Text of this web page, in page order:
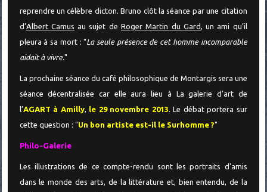
reprendre un célèbre dicton. Bruno clôt la séance par une citation
d’Albert Camus au sujet deRoger Martin du Gard, un ami qu’il
pleura à sa mort : "La seule présence de cet homme incomparable
aidait à vivre."
La prochaine séance du café philosophique de Montargis sera une
séance décentralisée car elle aura lieu à La galerie d’art de
l’AGART à Amilly, le 29 novembre 2013. Le débat portera sur
cette question : "Un bon artiste est-il le Surhomme ?"
Philo-Galerie
Les illustrations de ce compte-rendu sont les portraits d'amis
dans le monde des arts, de la littérature et, bien entendu, de la